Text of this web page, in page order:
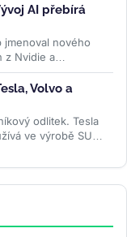
AI přebírá
nového
z Nvidie a
Volvo a
odlitek. Tesla
ve výrobě SUV